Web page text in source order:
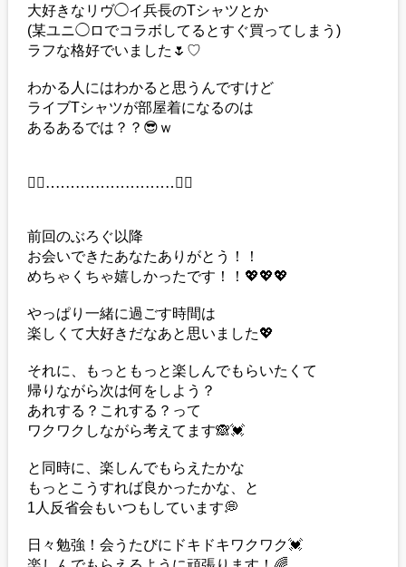
大好きなリヴ◯イ兵長のTシャツとか
(某ユニ◯ロでコラボしてるとすぐ買ってしまう)
ラフな格好でいました🌷♡
わかる人にはわかると思うんですけど
ライブTシャツが部屋着になるのは
あるあるでは？？😎ｗ
❁⃘‥‥‥‥‥‥‥‥‥‥‥‥‥❁⃘
前回のぶろぐ以降
お会いできたあなたありがとう！！
めちゃくちゃ嬉しかったです！！💖💖💖
やっぱり一緒に過ごす時間は
楽しくて大好きだなあと思いました💖
それに、もっともっと楽しんでもらいたくて
帰りながら次は何をしよう？
あれする？これする？って
ワクワクしながら考えてます🙈💓
と同時に、楽しんでもらえたかな
もっとこうすれば良かったかな、と
1人反省会もいつもしています💭
日々勉強！会うたびにドキドキワクワク💓